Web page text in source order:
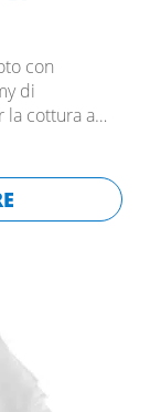
con
di
la cottura a…